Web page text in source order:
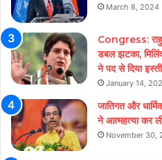
March 8, 2024
Congress:
डबल झटका,
ने पद से दिया
January 14,
जातिगत और
ने आत्महत्या कर
November 30,